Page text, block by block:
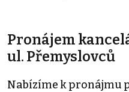
Pronájem
ul. Přemyslovců
Nabízíme k pronájmu